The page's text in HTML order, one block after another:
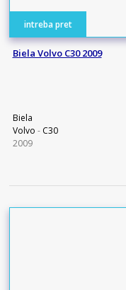
intreba pret
Biela Volvo C30 2009
Biela
Volvo - C30
2009